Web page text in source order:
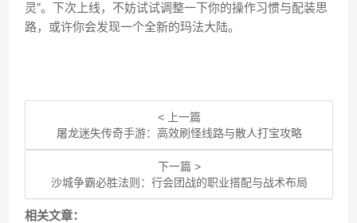
灵”。下次上线，不妨试试调整一下你的操作习惯与配装思
路，或许你会发现一个全新的玛法大陆。
< 上一篇
屠龙迷失传奇手游：高效刷怪线路与散人打宝攻略
下一篇 >
沙城争霸必胜法则：行会团战的职业搭配与战术布局
相关文章：